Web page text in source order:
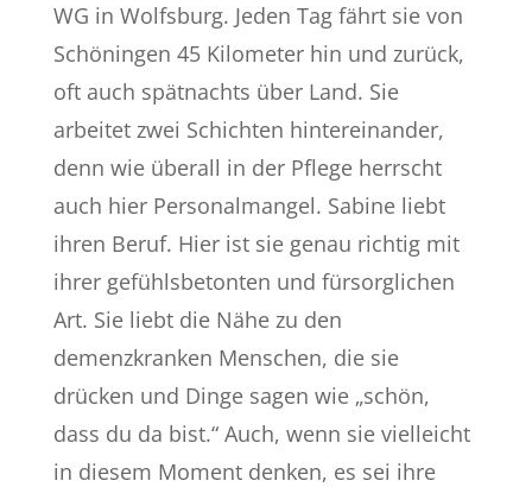
WG in Wolfsburg. Jeden Tag fährt sie von
Schöningen 45 Kilometer hin und zurück,
oft auch spätnachts über Land. Sie
arbeitet zwei Schichten hintereinander,
denn wie überall in der Pflege herrscht
auch hier Personalmangel. Sabine liebt
ihren Beruf. Hier ist sie genau richtig mit
ihrer gefühlsbetonten und fürsorglichen
Art. Sie liebt die Nähe zu den
demenzkranken Menschen, die sie
drücken und Dinge sagen wie „schön,
dass du da bist.“ Auch, wenn sie vielleicht
in diesem Moment denken, es sei ihre